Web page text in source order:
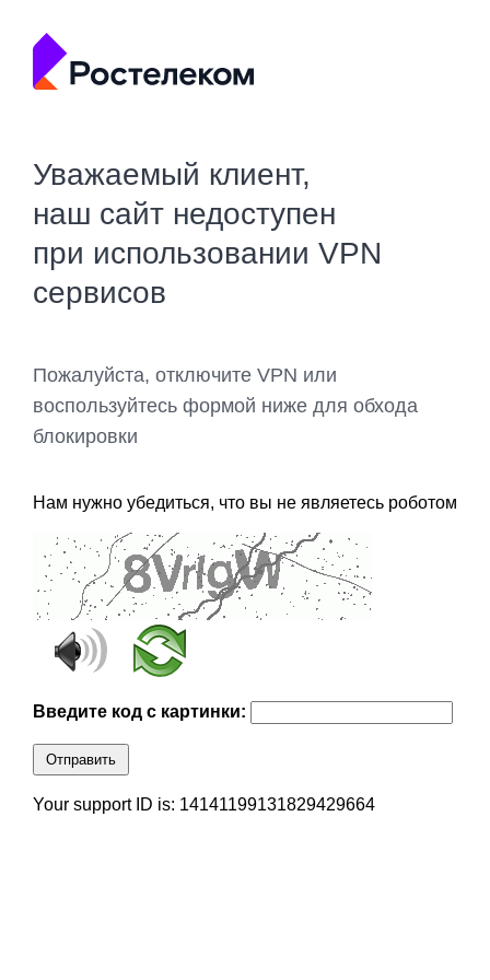
Уважаемый клиент,
наш сайт недоступен
при использовании VPN
сервисов
Пожалуйста, отключите VPN или
воспользуйтесь формой ниже для обхода
блокировки
Нам нужно убедиться, что вы не являетесь роботом
Введите код с картинки:
Отправить
Your support ID is: 14141199131829429664